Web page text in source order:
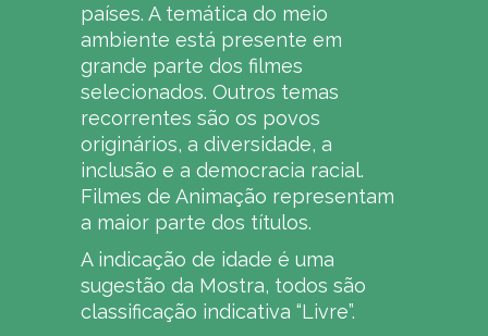
países. A temática do meio
ambiente está presente em
grande parte dos filmes
selecionados. Outros temas
recorrentes são os povos
originários, a diversidade, a
inclusão e a democracia racial.
Filmes de Animação representam
a maior parte dos títulos.
A indicação de idade é uma
sugestão da Mostra, todos são
classificação indicativa “Livre”.